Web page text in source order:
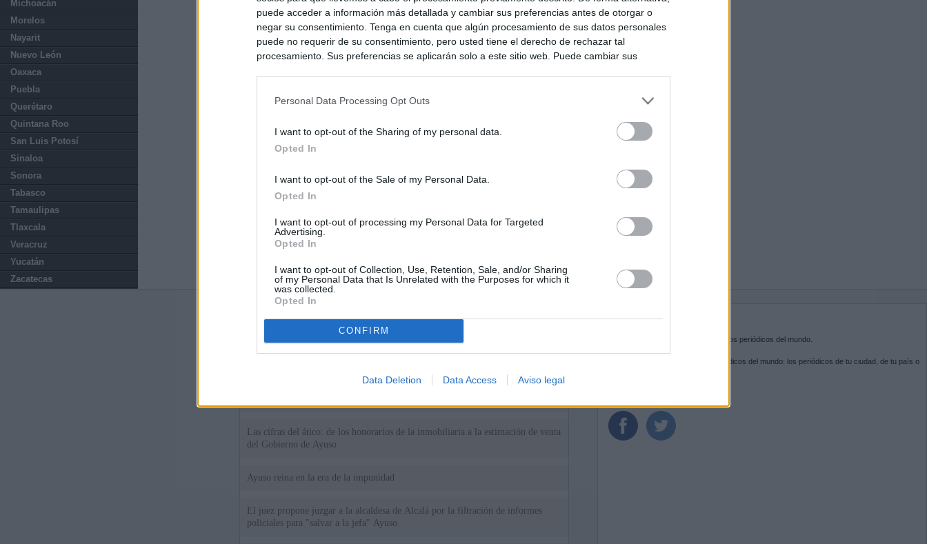
puede acceder a información más detallada y cambiar sus preferencias antes de otorgar o
negar su consentimiento. Tenga en cuenta que algún procesamiento de sus datos personales
puede no requerir de su consentimiento, pero usted tiene el derecho de rechazar tal
procesamiento. Sus preferencias se aplicarán solo a este sitio web. Puede cambiar sus
Personal Data Processing Opt Outs
I want to opt-out of the Sharing of my personal data.
Opted In
I want to opt-out of the Sale of my Personal Data.
Opted In
I want to opt-out of processing my Personal Data for Targeted
Advertising.
Opted In
I want to opt-out of Collection, Use, Retention, Sale, and/or Sharing
of my Personal Data that Is Unrelated with the Purposes for which it
was collected.
Opted In
CONFIRM
Data Deletion Data Access Aviso legal
Michoacán
Morelos
Nayarit
Nuevo León
Oaxaca
Puebla
Querétaro
Quintana Roo
San Luis Potosí
Sinaloa
Sonora
Tabasco
Tamaulipas
Tlaxcala
Veracruz
Yucatán
Zacatecas
El consejero al que Ayuso señaló por la compra del ático: "Lo que no se dice es
que Madrid no tiene residencia oficial para la presidenta"
El Gobierno de Ayuso no puede destinar directamente la venta del ático de
Las cifras del ático: de los honorarios de la inmobiliaria a la estimación de venta
del Gobierno de Ayuso
Ayuso reina en la era de la impunidad
El juez propone juzgar a la alcaldesa de Alcalá por la filtración de informes
policiales para "salvar a la jefa" Ayuso
SOBRE KIOSKO.NET
es la puerta de entrada a los periódicos del mundo.
Navega por las portadas de los periódicos del mundo: los periódicos de tu ciudad, de tu país o